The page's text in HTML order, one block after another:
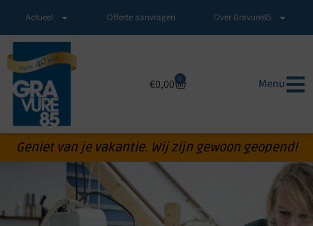
Actueel Offerte aanvragen Over Gravure85
€0,00 0 Menu
Geniet van je vakantie. Wij zijn gewoon geopend!